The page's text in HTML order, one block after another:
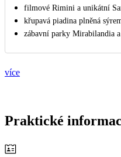
filmové Rimini a unikátní
křupavá piadina plněná
zábavní parky Mirabilandia
více
Praktické